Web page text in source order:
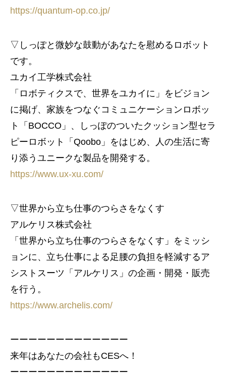
https://quantum-op.co.jp/
▽しっぽと微妙な鼓動があなたを慰めるロボット
です。
ユカイ工学株式会社
「ロボティクスで、世界をユカイに」をビジョン
に掲げ、家族をつなぐコミュニケーションロボッ
ト「BOCCO」、しっぽのついたクッション型セラ
ピーロボット「Qoobo」をはじめ、人の生活に寄
り添うユニークな製品を開発する。
https://www.ux-xu.com/
▽世界から立ち仕事のつらさをなくす
アルケリス株式会社
「世界から立ち仕事のつらさをなくす」をミッシ
ョンに、立ち仕事による足腰の負担を軽減するア
シストスーツ「アルケリス」の企画・開発・販売
を行う。
https://www.archelis.com/
ーーーーーーーーーーーーー
来年はあなたの会社もCESへ！
ーーーーーーーーーーーーー